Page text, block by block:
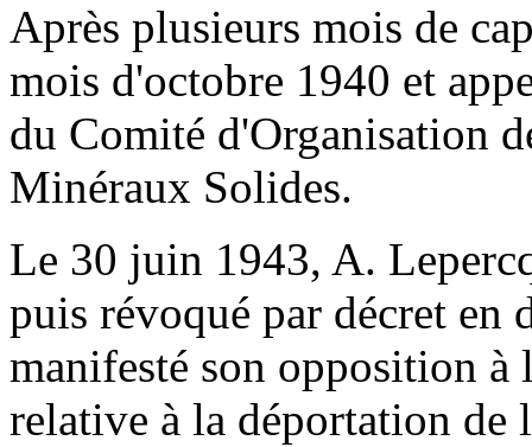
Après plusieurs mois de
mois d'octobre 1940 et
du Comité d'Organisation
Minéraux Solides.
Le 30 juin 1943, A.
puis révoqué par décret en
manifesté son opposition
relative à la déportation de